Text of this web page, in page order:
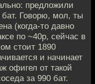
предложили
бат. Говорю, мол, ты
(когда-то давно
по ~40р, сейчас в
стоит 1890
и начинает
офигел от такой
за 990 бат.